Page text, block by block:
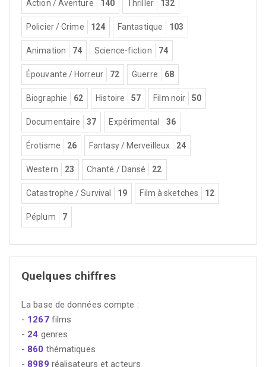
Action / Aventure 140 Thriller 132
Policier / Crime 124 Fantastique 103
Animation 74 Science-fiction 74
Épouvante / Horreur 72 Guerre 68
Biographie 62 Histoire 57 Film noir 50
Documentaire 37 Expérimental 36
Érotisme 26 Fantasy / Merveilleux 24
Western 23 Chanté / Dansé 22
Catastrophe / Survival 19 Film à sketches 12
Péplum 7
Quelques chiffres
La base de données compte :
- 1267films
- 24 genres
- 860 thématiques
- 8989 réalisateurs et acteurs